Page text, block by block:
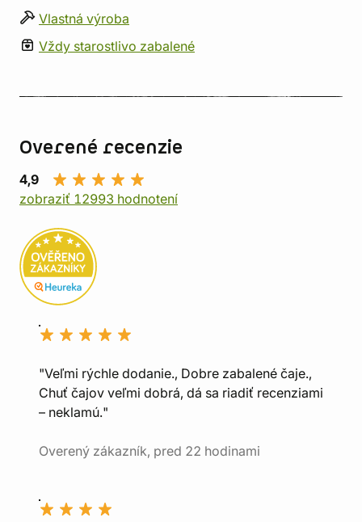
Vlastná výroba
Vždy starostlivo zabalené
Overené recenzie
4,9
zobraziť 12993 hodnotení
"Veľmi rýchle dodanie., Dobre zabalené čaje.,
Chuť čajov veľmi dobrá, dá sa riadiť recenziami
– neklamú."
Overený zákazník, pred 22 hodinami